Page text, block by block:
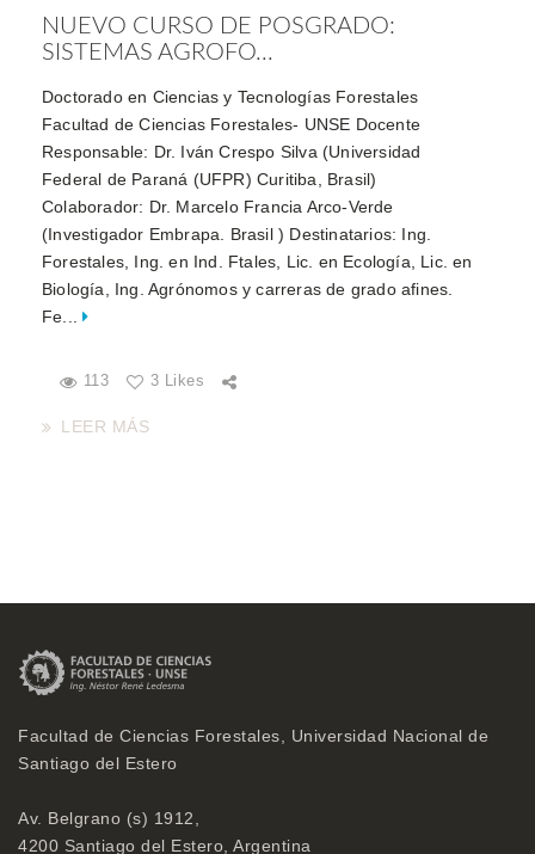
NUEVO CURSO DE POSGRADO:
SISTEMAS AGROFO...
Doctorado en Ciencias y Tecnologías Forestales
Facultad de Ciencias Forestales- UNSE Docente
Responsable: Dr. Iván Crespo Silva (Universidad
Federal de Paraná (UFPR) Curitiba, Brasil)
Colaborador: Dr. Marcelo Francia Arco-Verde
(Investigador Embrapa. Brasil ) Destinatarios: Ing.
Forestales, Ing. en Ind. Ftales, Lic. en Ecología, Lic. en
Biología, Ing. Agrónomos y carreras de grado afines.
Fe...
113 3 Likes
LEER MÁS
Facultad de Ciencias Forestales, Universidad Nacional de
Santiago del Estero
Av. Belgrano (s) 1912,
4200 Santiago del Estero, Argentina